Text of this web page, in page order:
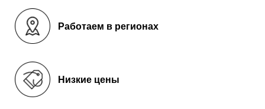
Работаем в регионах
Низкие цены